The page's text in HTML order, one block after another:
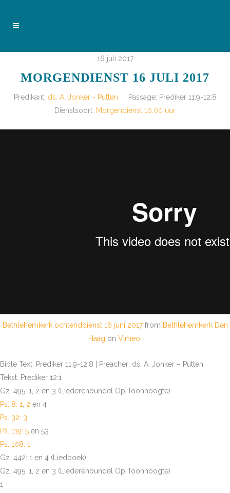
16 juli 2017
MORGENDIENST 16 JULI 2017
Predikant: ds. A. Jonker - Putten Passage: Prediker 11:9-12:8
Dienstsoort: Morgendienst 10.00 uur
Bethlehemkerk ochtenddienst 16 juni 2017from Bethlehemkerk Den
Haag on Vimeo
Bible Text: Prediker 11:9-12:8 | Preacher: ds. A. Jonker – Putten
Tekst: Prediker 12:1
Gz. 495: 1, 2 en 3 (Liederenbundel Op Toonhoogte)
Ps. 8: 1
2 en 4
Ps. 32: 3
Ps. 119: 5 en 53
Ps. 108: 1
Gz. 442: 1 en 4 (Liedboek)
Gz. 495: 1, 2 en 3 (Liederenbundel Op Toonhoogte)
1